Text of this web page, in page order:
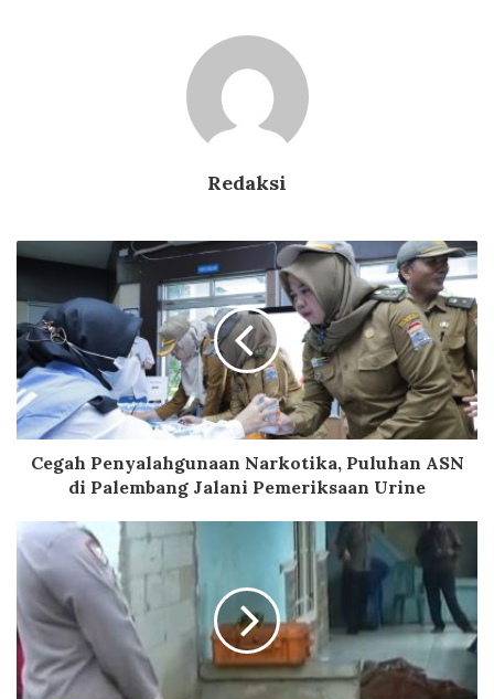
Redaksi
Cegah Penyalahgunaan Narkotika, Puluhan ASN
di Palembang Jalani Pemeriksaan Urine